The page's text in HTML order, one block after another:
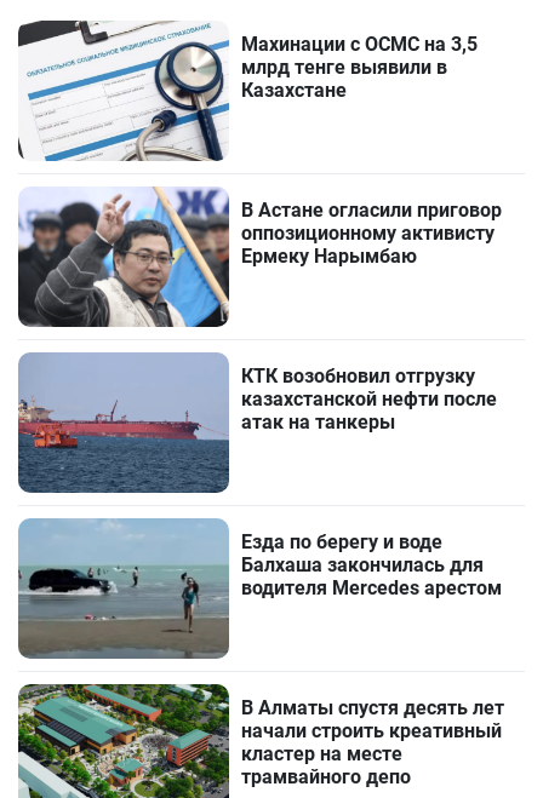
Махинации с ОСМС на 3,5
млрд тенге выявили в
Казахстане
В Астане огласили приговор
оппозиционному активисту
Ермеку Нарымбаю
КТК возобновил отгрузку
казахстанской нефти после
атак на танкеры
Езда по берегу и воде
Балхаша закончилась для
водителя Mercedes арестом
В Алматы спустя десять лет
начали строить креативный
кластер на месте
трамвайного депо